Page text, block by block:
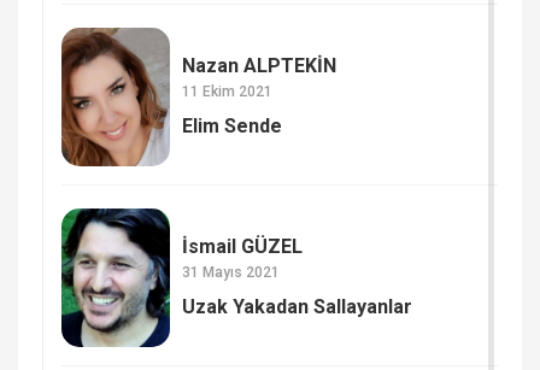
Nazan ALPTEKİN
11 Ekim 2021
Elim Sende
İsmail GÜZEL
31 Mayıs 2021
Uzak Yakadan Sallayanlar